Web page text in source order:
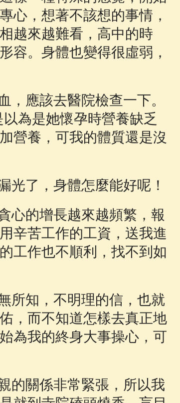
心，想著不該想的事情，
越來越難看，高中的時
容。身體也變得很虛弱，
應該去醫院檢查一下。
為是她懷孕時營養缺乏
營養，可我的體質還是沒
光了，身體怎麼能好呢！
心的增長越來越頻繁，報
辛苦工作的工資，送我進
工作也不順利，找不到如
所知，不明理的信，也就
，而不知道怎樣去真正地
為我的終身大事操心，可
的關係非常緊張，所以我